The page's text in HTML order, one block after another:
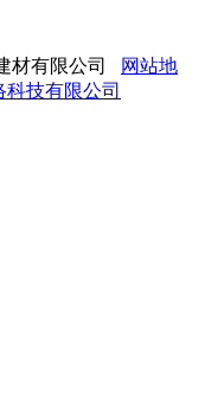
材有限公司
网站地
科技有限公司